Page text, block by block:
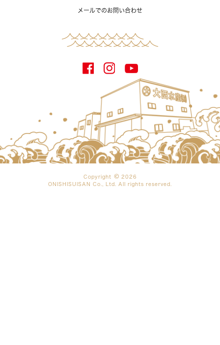
メールでのお問い合わせ
Copyright
2026
ONISHISUISAN Co., Ltd. All rights reserved.